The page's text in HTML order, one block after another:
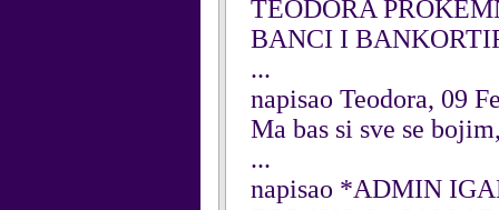
TEODORA
BANCI I
...
napisao Teodora, 09
Ma bas si sve se
...
napisao *ADMIN